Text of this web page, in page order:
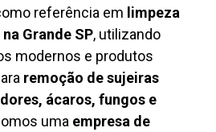
referência em limpeza
Grande SP, utilizando
modernos e produtos
remoção de sujeiras
ácaros, fungos e
uma empresa de